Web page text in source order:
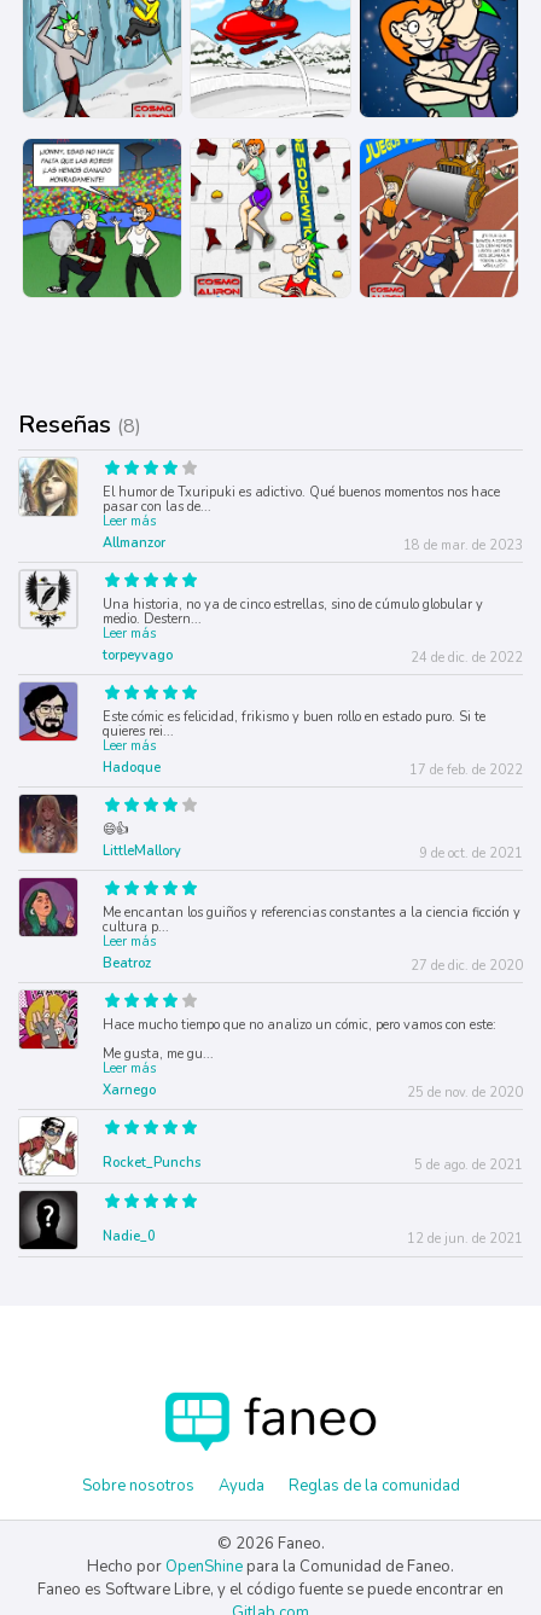
Reseñas (8)
El humor de Txuripuki es adictivo. Qué buenos momentos nos hace
pasar con las de...
Leer más
Allmanzor
18 de mar. de 2023
Una historia, no ya de cinco estrellas, sino de cúmulo globular y
medio. Destern...
Leer más
torpeyvago
24 de dic. de 2022
Este cómic es felicidad, frikismo y buen rollo en estado puro. Si te
quieres rei...
Leer más
Hadoque
17 de feb. de 2022
😄👍
LittleMallory
9 de oct. de 2021
Me encantan los guiños y referencias constantes a la ciencia ficción y
cultura p...
Leer más
Beatroz
27 de dic. de 2020
Hace mucho tiempo que no analizo un cómic, pero vamos con este:
Me gusta, me gu...
Leer más
Xarnego
25 de nov. de 2020
Rocket_Punchs 5 de ago. de 2021
Nadie_0 12 de jun. de 2021
Sobre nosotros Ayuda Reglas de la comunidad
© 2026 Faneo.
Hecho por OpenShine para la Comunidad de Faneo.
Faneo es Software Libre, y el código fuente se puede encontrar en